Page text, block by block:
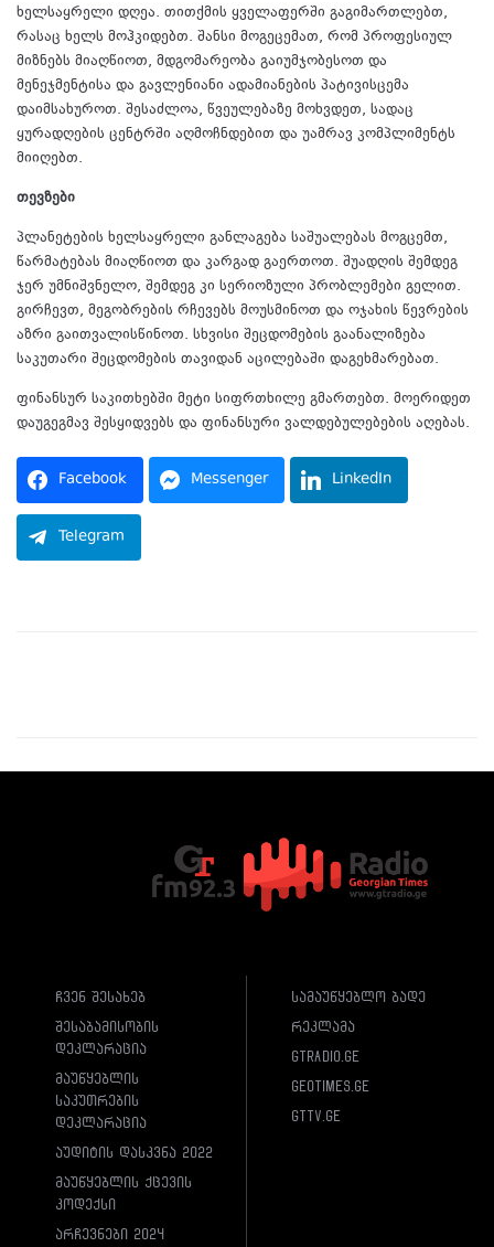
ხელსაყრელი დღეა. თითქმის ყველაფერში გაგიმართლებთ,
რასაც ხელს მოჰკიდებთ. შანსი მოგეცემათ, რომ პროფესიულ
მიზნებს მიაღწიოთ, მდგომარეობა გაიუმჯობესოთ და
მენეჯმენტისა და გავლენიანი ადამიანების პატივისცემა
დაიმსახუროთ. შესაძლოა, წვეულებაზე მოხვდეთ, სადაც
ყურადღების ცენტრში აღმოჩნდებით და უამრავ კომპლიმენტს
მიიღებთ.
თევზები
პლანეტების ხელსაყრელი განლაგება საშუალებას მოგცემთ,
წარმატებას მიაღწიოთ და კარგად გაერთოთ. შუადღის შემდეგ
ჯერ უმნიშვნელო, შემდეგ კი სერიოზული პრობლემები გელით.
გირჩევთ, მეგობრების რჩევებს მოუსმინოთ და ოჯახის წევრების
აზრი გაითვალისწინოთ. სხვისი შეცდომების გაანალიზება
საკუთარი შეცდომების თავიდან აცილებაში დაგეხმარებათ.
ფინანსურ საკითხებში მეტი სიფრთხილე გმართებთ. მოერიდეთ
დაუგეგმავ შესყიდვებს და ფინანსური ვალდებულებების აღებას.
Facebook Messenger LinkedIn
Telegram
ჩვენ შესახებ
შესაბამისობის
დეკლარაცია
მაუწყებლის
საკუთრების
დეკლარაცია
აუდიტის დასკვნა 2022
მაუწყებლის ქცევის
კოდექსი
არჩევნები 2024
სამაუწყებლო ბადე
რეკლამა
gtradio.ge
geotimes.ge
gttv.ge